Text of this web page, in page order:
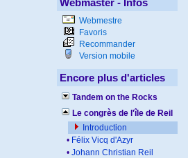
Webmaster - Infos
Webmestre
Favoris
Recommander
Version mobile
Encore plus d'articles
Tandem on the Rocks
Le congrès de l'île de Reil
Introduction
• Félix Vicq d'Azyr
• Johann Christian Reil